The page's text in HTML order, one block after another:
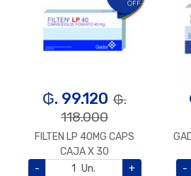
OFF
₲. 99.120 ₲.
118.000
FILTEN LP 40MG CAPS
CAJA X 30
-
Un. +
-